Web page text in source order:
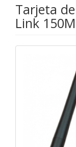
Tarjeta
Link